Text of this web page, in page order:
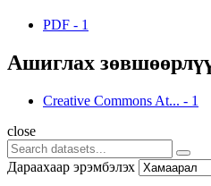
PDF - 1
Ашиглах
Creative Commons At... - 1
close
Дараахаар эрэмбэлэх